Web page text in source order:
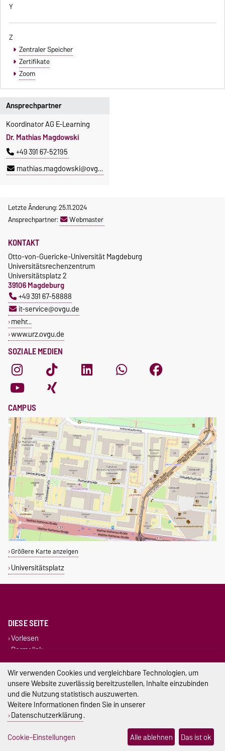
Y
Z
Zentraler Speicher
Zertifikate
Zoom
Ansprechpartner
Koordinator AG E-Learning
Dr. Mathias Magdowski
+49 391 67-52195
mathias.magdowski@ovgu.de
Letzte Änderung: 25.11.2024
Ansprechpartner:
Webmaster
SOZIALE MEDIEN
KONTAKT
Otto-von-Guericke-Universität Magdeburg
Universitätsrechenzentrum
Universitätsplatz 2
39106 Magdeburg
+49 391 67-58888
it-service@ovgu.de
mehr…
www.urz.ovgu.de
CAMPUS
Größere Karte anzeigen
Universitätsplatz
DIESE SEITE
Vorlesen
Permalink
Impressum
Datenschutz
Cookie-Einstellungen
Wir verwenden Cookies und vergleichbare Technologien, um
unsere Website zuverlässig bereitzustellen, Inhalte einzubinden
und die Nutzung statistisch auszuwerten.
Weitere Informationen finden Sie in unserer
Datenschutzerklärung.
Cookie-Einstellungen
Alle ablehnen Das ist ok